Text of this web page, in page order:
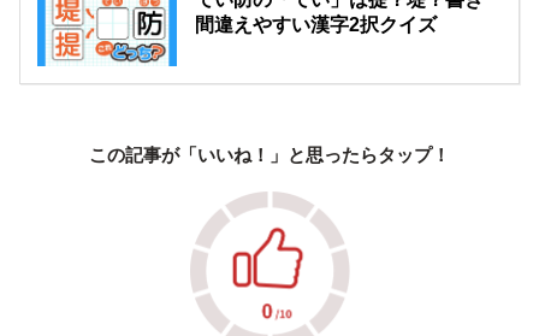
間違えやすい漢字2択クイズ
この記事が「いいね！」と思ったらタップ！